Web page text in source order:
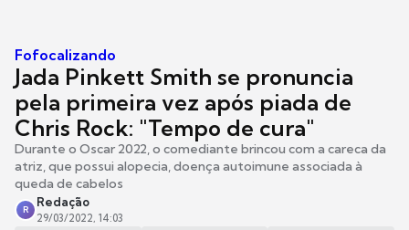
Fofocalizando
Jada Pinkett Smith se pronuncia
pela primeira vez após piada de
Chris Rock: "Tempo de cura"
Durante o Oscar 2022, o comediante brincou com a careca da
atriz, que possui alopecia, doença autoimune associada à
queda de cabelos
R
Redação
29/03/2022, 14:03